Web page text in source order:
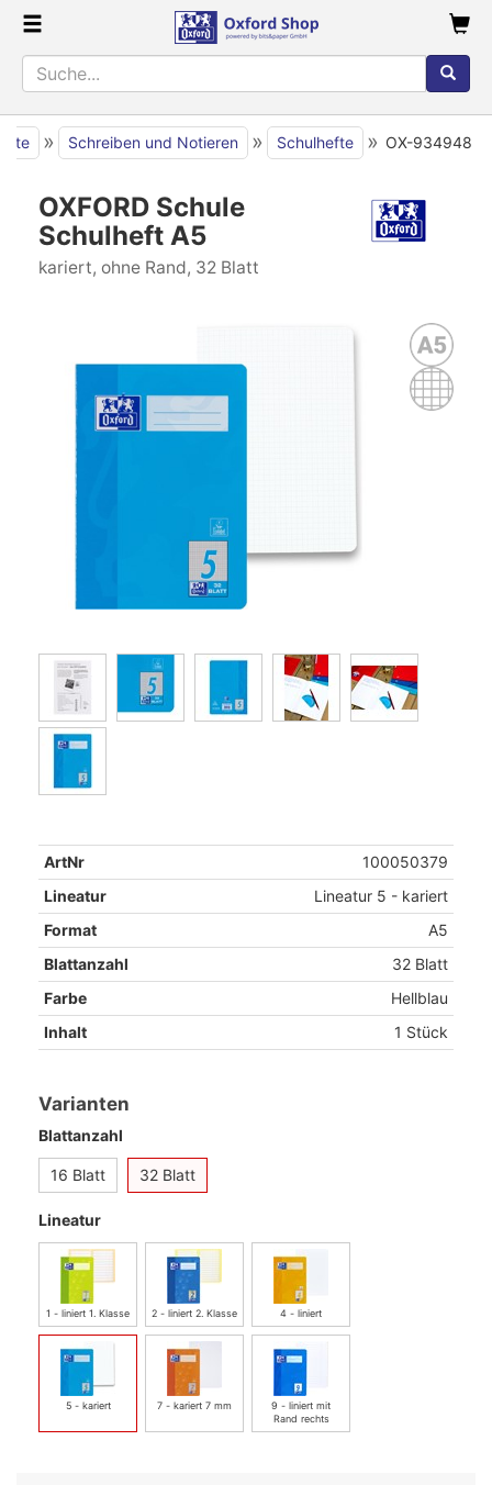
» Schreiben und Notieren » Schulhefte » OX-934948
OXFORD Schule
Schulheft A5
kariert, ohne Rand, 32 Blatt
ArtNr
100050379
Lineatur
Lineatur 5 - kariert
Format
A5
Blattanzahl
32 Blatt
Farbe
Hellblau
Inhalt
1 Stück
Varianten
Blattanzahl
16 Blatt 32 Blatt
Lineatur
1 - liniert 1. Klasse 2 - liniert 2. Klasse 4 - liniert
5 - kariert 7 - kariert 7 mm
9 - liniert mit
Rand rechts